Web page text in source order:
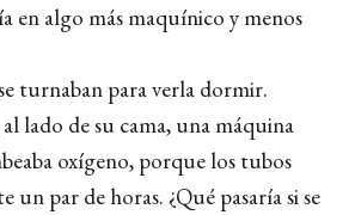
en algo más maquínico y menos
turnaban para verla dormir.
lado de su cama, una máquina
oxígeno, porque los tubos
un par de horas. ¿Qué pasaría si se